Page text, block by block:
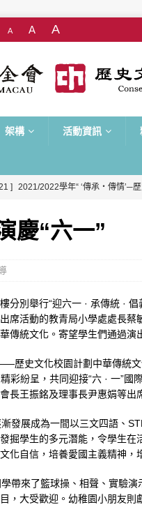
A A A
架構 活動資訊
] 2021/2022學年“ ‘傳承‧傳情’─
] 第十期“歷史文化大使培訓計劃”圓
] 第七屆“澳門中學生歷史知識競賽
] 第十期“歷史文化大使培訓計劃”
慶“六一”
分別舉行“迎六一 · 承傳統 ·
席活動的教青局小學處處長
傳統文化。寄望學生們通過演
史文化校園計劃中華傳統文
彩紛呈，共同迎接“六 · 一”
長王振銘及理事長尹惠娟等出
發展成為一間以三文四語、
掘學生的多元潛能，令學生
化自信，培養愛國主義精神，
帶來了籃球操、相聲、實驗演
，大受歡迎。幼稚園小朋友則